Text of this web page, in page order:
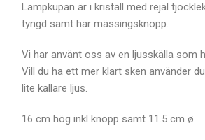
Lampkupan är i kristall med rejäl
tyngd samt har mässingsknopp.
Vi har använt oss av en ljusskälla som
Vill du ha ett mer klart sken använder
lite kallare ljus.
16 cm hög inkl knopp samt 11.5 cm ø.